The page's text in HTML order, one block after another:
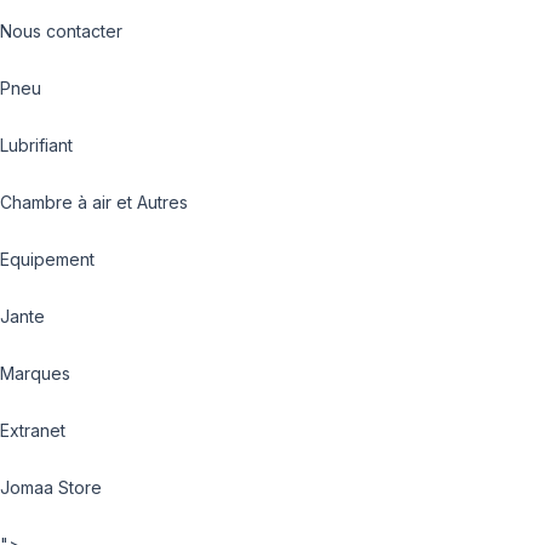
Nous contacter
Pneu
Lubrifiant
Chambre à air et Autres
Equipement
Jante
Marques
Extranet
Jomaa Store